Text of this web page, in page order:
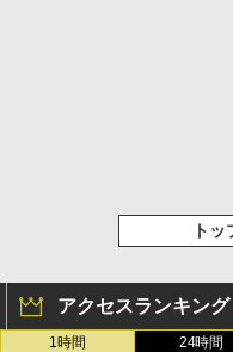
ト
アクセスランキング
1時間 24時間